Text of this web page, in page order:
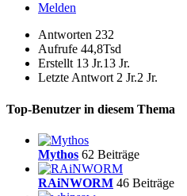
Melden
Antworten 232
Aufrufe 44,8Tsd
Erstellt 13 Jr.13 Jr.
Letzte Antwort 2 Jr.2 Jr.
Top-Benutzer in diesem Thema
Mythos 62 Beiträge
RAiNWORM 46 Beiträge